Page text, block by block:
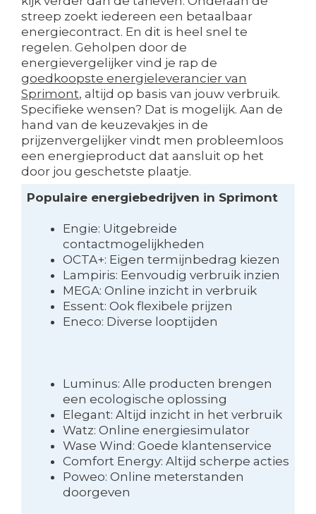
streep zoekt iedereen een betaalbaar
energiecontract. En dit is heel snel te
regelen. Geholpen door de
energievergelijker vind je rap de
goedkoopste energieleverancier van
Sprimont, altijd op basis van jouw verbruik.
Specifieke wensen? Dat is mogelijk. Aan de
hand van de keuzevakjes in de
prijzenvergelijker vindt men probleemloos
een energieproduct dat aansluit op het
door jou geschetste plaatje.
Populaire energiebedrijven in Sprimont
Engie: Uitgebreide
contactmogelijkheden
OCTA+: Eigen termijnbedrag kiezen
Lampiris: Eenvoudig verbruik inzien
MEGA: Online inzicht in verbruik
Essent: Ook flexibele prijzen
Eneco: Diverse looptijden
Luminus: Alle producten brengen
een ecologische oplossing
Elegant: Altijd inzicht in het verbruik
Watz: Online energiesimulator
Wase Wind: Goede klantenservice
Comfort Energy: Altijd scherpe acties
Poweo: Online meterstanden
doorgeven